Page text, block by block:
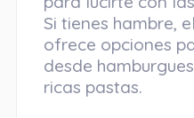
Si tienes hambre,
ofrece opciones
desde
ricas pastas.